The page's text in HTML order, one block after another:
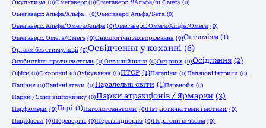
Окультизм (0)Омегаверс (0)Омегаверс: f!Альфа/m!Омега (0)
Омегаверс: Альфа/Альфа
(0)Омегаверс: Альфа/Бета (0)
Омегаверс: Альфа/Омега/Альфа (0)Омегаверс: Омега/Альфа/Омега (0)
Омегаверс: Омега/Омега (0)Онкологічні захворювання (0)Оптимізм (1)
Оргазм без стимуляції (0)Освідчення у коханні (6)
Особистість проти системи (0)Останній шанс (0)Острови (0)Осідлання (2)
Офіси (0)Охоронці (0)Очікування (0)ПТСР (1)Паладіни (0)Палацові інтриги (0)
Паління (0)Панічні атаки (0)Паралельні світи (1)Паранойя (0)
Парки / Зони відпочинку (0)Парки атракціонів / Ярмарки (3)
Парфюмери (0)Парі (1)Патологоанатоми (0)Патріотичні теми і мотиви (0)
Пацифісти (0)Перевертні (0)Перегляд порно (0)Перегони із часом (0)